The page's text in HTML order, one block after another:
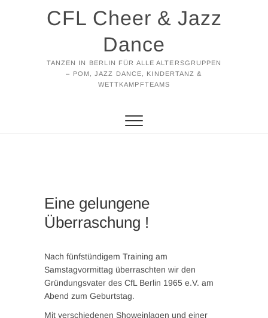
CFL Cheer & Jazz
Dance
TANZEN IN BERLIN FÜR ALLE ALTERSGRUPPEN
– POM, JAZZ DANCE, KINDERTANZ &
WETTKAMPFTEAMS
Eine gelungene
Überraschung !
Nach fünfstündigem Training am
Samstagvormittag überraschten wir den
Gründungsvater des CfL Berlin 1965 e.V. am
Abend zum Geburtstag.
Mit verschiedenen Showeinlagen und einer